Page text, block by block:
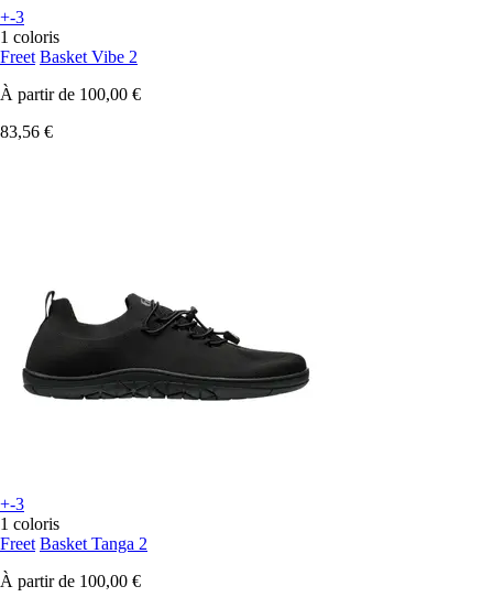
+-3
1 coloris
Freet Basket Vibe 2
À partir de 100,00 €
83,56 €
+-3
1 coloris
Freet Basket Tanga 2
À partir de 100,00 €